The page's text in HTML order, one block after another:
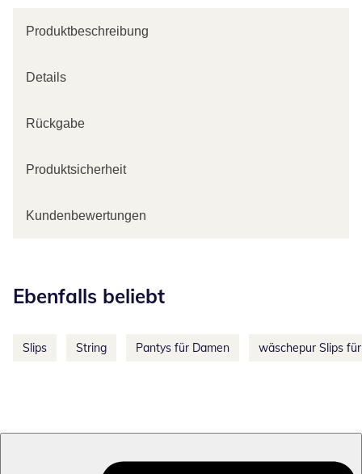
Produktbeschreibung
Details
Rückgabe
Produktsicherheit
Kundenbewertungen
Ebenfalls beliebt
Slips String Pantys für Damen wäschepur Slips